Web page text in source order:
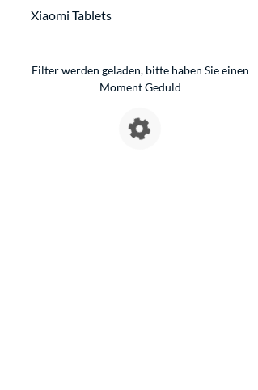
Xiaomi Tablets
Filter werden geladen, bitte haben Sie einen
Moment Geduld